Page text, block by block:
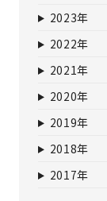
2023年
2022年
2021年
2020年
2019年
2018年
2017年